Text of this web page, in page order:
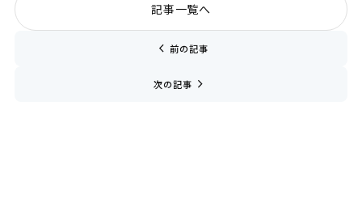
chevron_left 前の記事
記事一覧へ
次の記事 navigate_next